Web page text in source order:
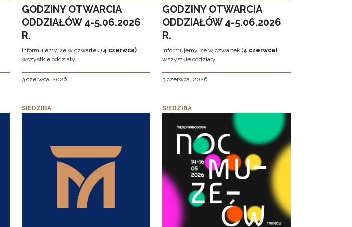
GODZINY OTWARCIA
ODDZIAŁÓW 4-5.06.2026
R.
Informujemy, że w czwartek (4 czerwca)
wszystkie oddziały
3 czerwca, 2026
GODZINY OTWARCIA
ODDZIAŁÓW 4-5.06.2026
R.
Informujemy, że w czwartek (4 czerwca)
wszystkie oddziały
3 czerwca, 2026
SIEDZIBA SIEDZIBA